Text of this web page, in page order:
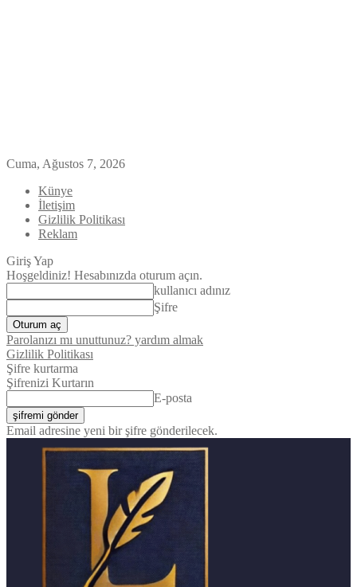
Cuma, Ağustos 7, 2026
Künye
İletişim
Gizlilik Politikası
Reklam
Giriş Yap
Hoşgeldiniz! Hesabınızda oturum açın.
kullanıcı adınız
Şifre
Parolanızı mı unuttunuz? yardım almak
Gizlilik Politikası
Şifre kurtarma
Şifrenizi Kurtarın
E-posta
Email adresine yeni bir şifre gönderilecek.